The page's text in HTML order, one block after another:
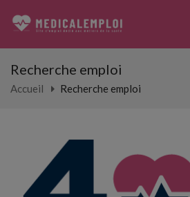
Recherche emploi
Accueil Recherche emploi